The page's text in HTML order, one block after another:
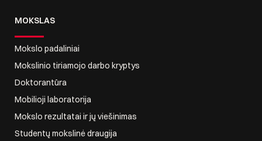
MOKSLAS
Mokslo padaliniai
Mokslinio tiriamojo darbo kryptys
Doktorantūra
Mobilioji laboratorija
Mokslo rezultatai ir jų viešinimas
Studentų mokslinė draugija